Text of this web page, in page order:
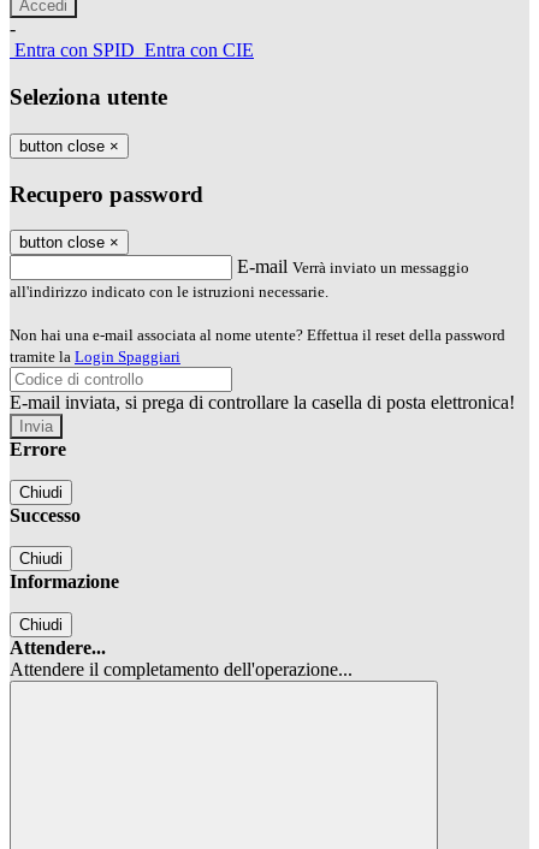
-
Entra con SPID Entra con CIE
Seleziona utente
button close ×
Recupero password
button close ×
E-mail Verrà inviato un messaggio
all'indirizzo indicato con le istruzioni necessarie.
Non hai una e-mail associata al nome utente? Effettua il reset della password
tramite la Login Spaggiari
E-mail inviata, si prega di controllare la casella di posta elettronica!
Errore
Chiudi
Successo
Chiudi
Informazione
Chiudi
Attendere...
Attendere il completamento dell'operazione...